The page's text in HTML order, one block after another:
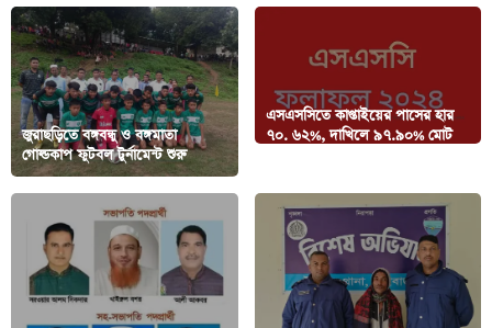
জুরাছড়িতে বঙ্গবন্ধু ও বঙ্গমাতা
গোল্ডকাপ ফুটবল টুর্নামেন্ট শুরু
এসএসসিতে কাপ্তাইয়ের পাসের হার
৭০. ৬২%, দাখিলে ৯৭.৯০% মোট